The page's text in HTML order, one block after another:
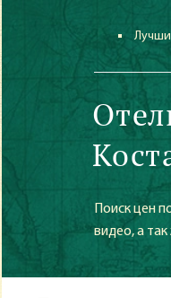
Поиск цен
видео, а